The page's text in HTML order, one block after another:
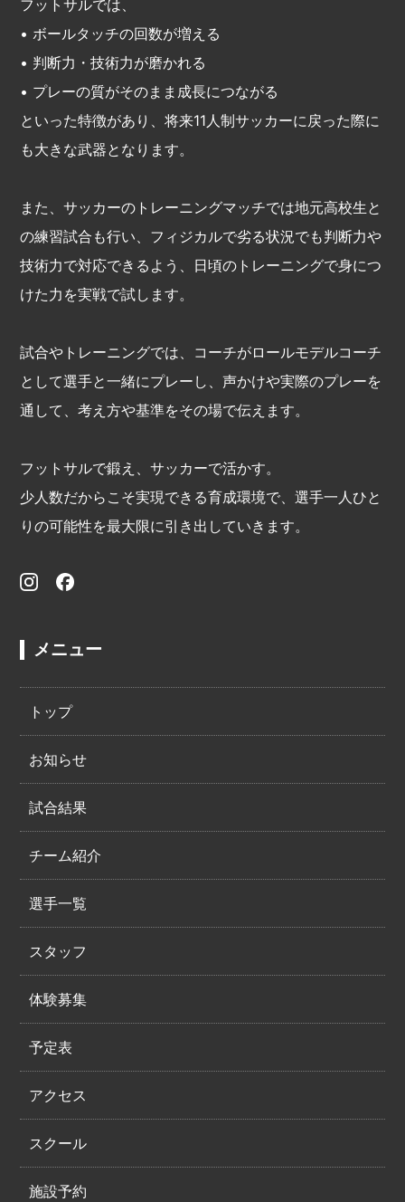
フットサルでは、
• ボールタッチの回数が増える
• 判断力・技術力が磨かれる
• プレーの質がそのまま成長につながる
といった特徴があり、将来11人制サッカーに戻った際に
も大きな武器となります。
また、サッカーのトレーニングマッチでは地元高校生と
の練習試合も行い、フィジカルで劣る状況でも判断力や
技術力で対応できるよう、日頃のトレーニングで身につ
けた力を実戦で試します。
試合やトレーニングでは、コーチがロールモデルコーチ
として選手と一緒にプレーし、声かけや実際のプレーを
通して、考え方や基準をその場で伝えます。
フットサルで鍛え、サッカーで活かす。
少人数だからこそ実現できる育成環境で、選手一人ひと
りの可能性を最大限に引き出していきます。
メニュー
トップ
お知らせ
試合結果
チーム紹介
選手一覧
スタッフ
体験募集
予定表
アクセス
スクール
施設予約